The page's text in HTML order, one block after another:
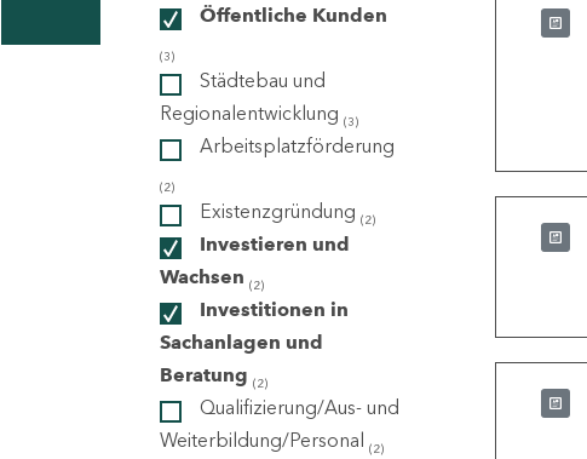
Öffentliche Kunden
(3)
Städtebau und
Regionalentwicklung (3)
Arbeitsplatzförderung
(2)
Existenzgründung (2)
Investieren und
Wachsen (2)
Investitionen in
Sachanlagen und
Beratung (2)
Qualifizierung/Aus- und
Weiterbildung/Personal (2)